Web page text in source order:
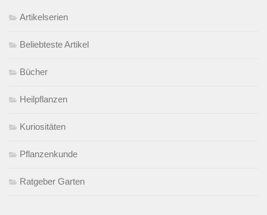
Artikelserien
Beliebteste Artikel
Bücher
Heilpflanzen
Kuriositäten
Pflanzenkunde
Ratgeber Garten